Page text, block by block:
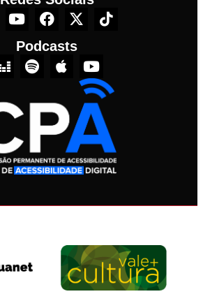
Podcasts